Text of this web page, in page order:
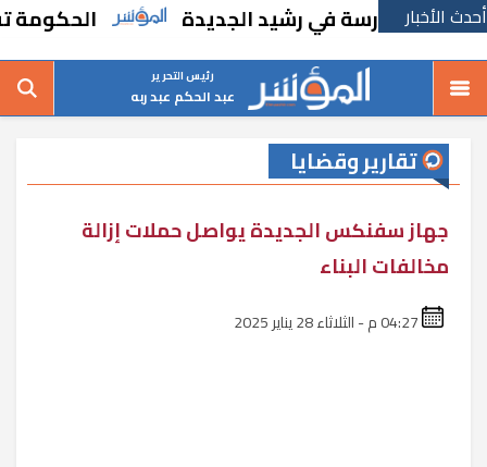
أحدث الأخبارفي رشيد الجديدة الحكومة تقر
رئيس التحرير
عبد الحكم عبد ربه
تقارير وقضايا
جهاز سفنكس الجديدة يواصل حملات إزالة
مخالفات البناء